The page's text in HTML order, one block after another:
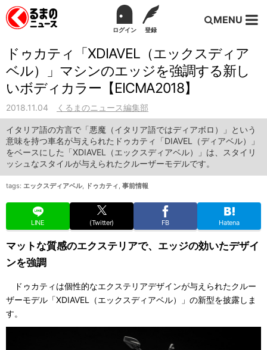
ログイン 登録
MENU
ドゥカティ「XDIAVEL（エックスディア
ベル）」マシンのエッジを強調する新し
いボディカラー【EICMA2018】
2018.11.04 くるまのニュース編集部
イタリア語の方言で「悪魔（イタリア語ではディアボロ）」という
意味を持つ車名が与えられたドゥカティ「DIAVEL（ディアベル）」
をベースにした「XDIAVEL（エックスディアベル）」は、スタイリ
ッシュなスタイルが与えられたクルーザーモデルです。
tags: エックスディアベル, ドゥカティ , 事前情報
LINE (Twitter) FB Hatena
マットな質感のエクステリアで、エッジの効いたデザイ
ンを強調
ドゥカティは個性的なエクステリアデザインが与えられたクルー
ザーモデル「XDIAVEL（エックスディアベル）」の新型を披露しま
す。